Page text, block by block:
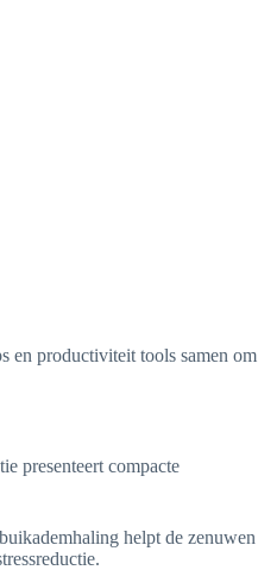
en productiviteit tools samen om
presenteert compacte
helpt de zenuwen